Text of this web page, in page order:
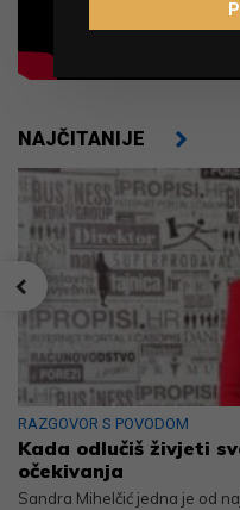
NAJČITANIJE
RAZGOVOR S POVODOM
Kada odlučiš živjeti
očekivanja
Sandra Mihelčić jedna je od